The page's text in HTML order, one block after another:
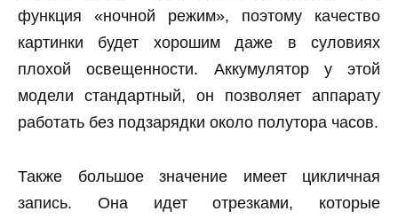
функция «ночной режим», поэтому качество
картинки будет хорошим даже в суловиях
плохой освещенности. Аккумулятор у этой
модели стандартный, он позволяет аппарату
работать без подзарядки около полутора часов.
Также большое значение имеет цикличная
запись. Она идет отрезками, которые